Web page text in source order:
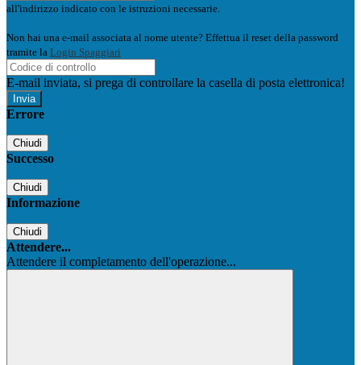
all'indirizzo indicato con le istruzioni necessarie.
Non hai una e-mail associata al nome utente? Effettua il reset della password
tramite la Login Spaggiari
E-mail inviata, si prega di controllare la casella di posta elettronica!
Errore
Chiudi
Successo
Chiudi
Informazione
Chiudi
Attendere...
Attendere il completamento dell'operazione...